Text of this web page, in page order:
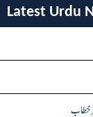
Latest Urdu
خطاب